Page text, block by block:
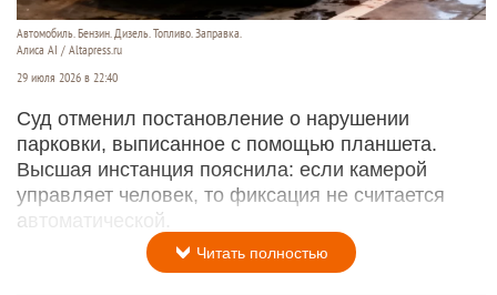
Автомобиль. Бензин. Дизель. Топливо. Заправка.
Алиса AI / Altapress.ru
29 июля 2026 в 22:40
Суд отменил постановление о нарушении
парковки, выписанное с помощью планшета.
Высшая инстанция пояснила: если камерой
управляет человек, то фиксация не считается
автоматической.
Читать полностью